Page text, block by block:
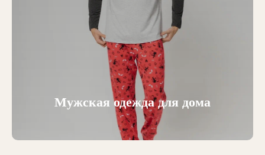
Мужская одежда для дома